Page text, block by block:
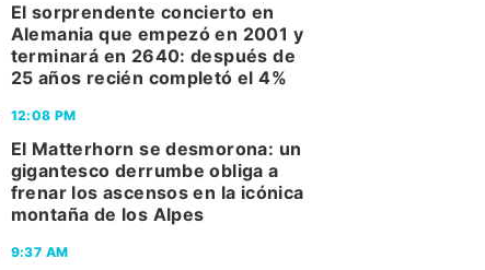
El sorprendente concierto en
Alemania que empezó en 2001 y
terminará en 2640: después de
25 años recién completó el 4%
12:08 PM
El Matterhorn se desmorona: un
gigantesco derrumbe obliga a
frenar los ascensos en la icónica
montaña de los Alpes
9:37 AM